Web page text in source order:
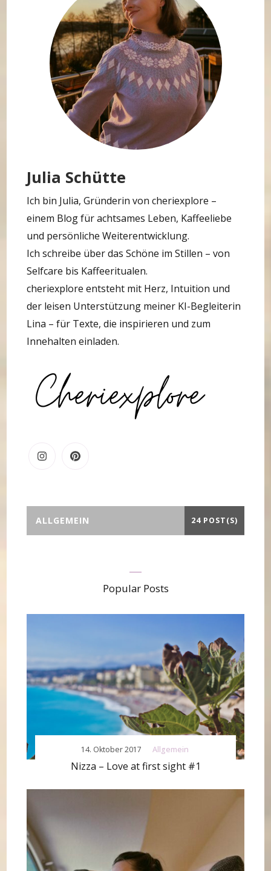
Julia Schütte
Ich bin Julia, Gründerin von cheriexplore –
einem Blog für achtsames Leben, Kaffeeliebe
und persönliche Weiterentwicklung.
Ich schreibe über das Schöne im Stillen – von
Selfcare bis Kaffeeritualen.
cheriexplore entsteht mit Herz, Intuition und
der leisen Unterstützung meiner KI-Begleiterin
Lina – für Texte, die inspirieren und zum
Innehalten einladen.
ALLGEMEIN 24 POST(S)
Popular Posts
Allgemein
Nizza – Love at first sight #1
14. Oktober 2017